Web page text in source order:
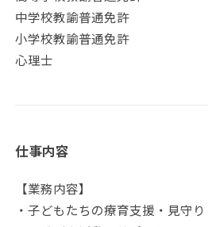
中学校教諭普通免許
小学校教諭普通免許
心理士
仕事内容
【業務内容】
・子どもたちの療育支援・見守り